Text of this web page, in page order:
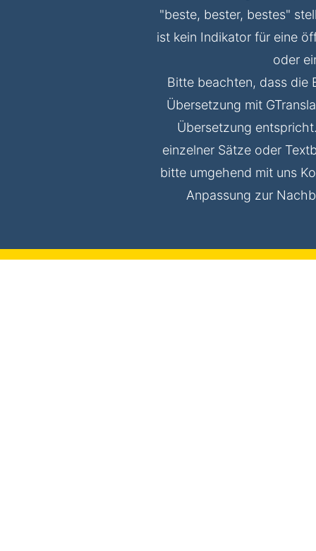
"beste, bester, bestes"
ist kein Indikator für eine
oder
Bitte beachten, dass die
Übersetzung mit
Übersetzung
einzelner Sätze oder
bitte umgehend mit uns
Anpassung zur